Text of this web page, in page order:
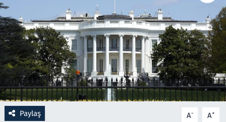
Paylaş A- A+
Rüya Tabirleri
Sağlık
Savunma Sanayi
Seçim 2023